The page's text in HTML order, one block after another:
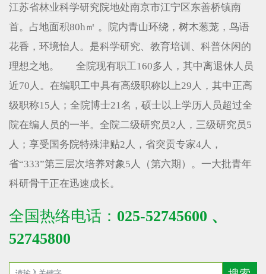
江苏省林业科学研究院地处南京市江宁区东善桥镇南
首。占地面积80h㎡ 。院内青山环绕，树木葱茏，鸟语
花香，环境怡人。是科学研究、教育培训、科普休闲的
理想之地。 全院现有职工160多人，其中离退休人员
近70人。在编职工中具有高级职称以上29人，其中正高
级职称15人；全院博士21名，硕士以上学历人员超过全
院在编人员的一半。全院二级研究员2人，三级研究员5
人；享受国务院特殊津贴2人，省突贡专家4人，
省“333”第三层次培养对象5人（第六期）。一大批青年
科研骨干正在迅速成长。
全国热络电话： 025-52745600 、
52745800